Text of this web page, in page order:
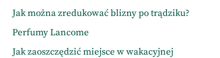
Jak można zredukować blizny po trądziku?
Perfumy Lancome
Jak zaoszczędzić miejsce w wakacyjnej